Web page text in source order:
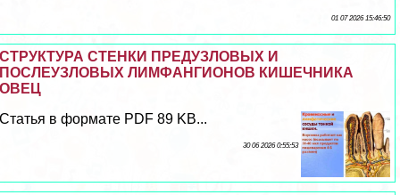
01 07 2026 15:46:50
СТРУКТУРА СТЕНКИ ПРЕДУЗЛОВЫХ И
ПОСЛЕУЗЛОВЫХ ЛИМФАНГИОНОВ КИШЕЧНИКА
ОВЕЦ
Статья в формате PDF 89 KB...
30 06 2026 0:55:53